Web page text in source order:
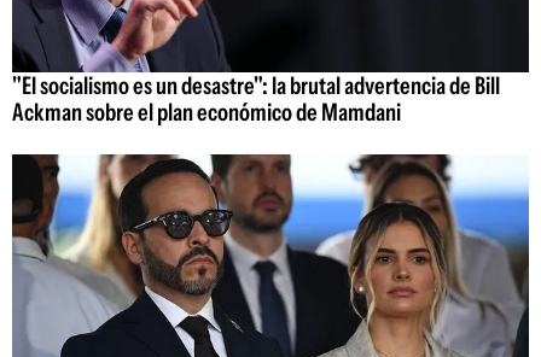
"El socialismo es un desastre": la brutal advertencia de Bill
Ackman sobre el plan económico de Mamdani